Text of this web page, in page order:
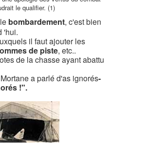
le qualifier. (1)
bombardement, c'est bien
'hui.
il faut ajouter les
de piste, etc..
de la chasse ayant abattu
a parlé d'as ignorés-
!".